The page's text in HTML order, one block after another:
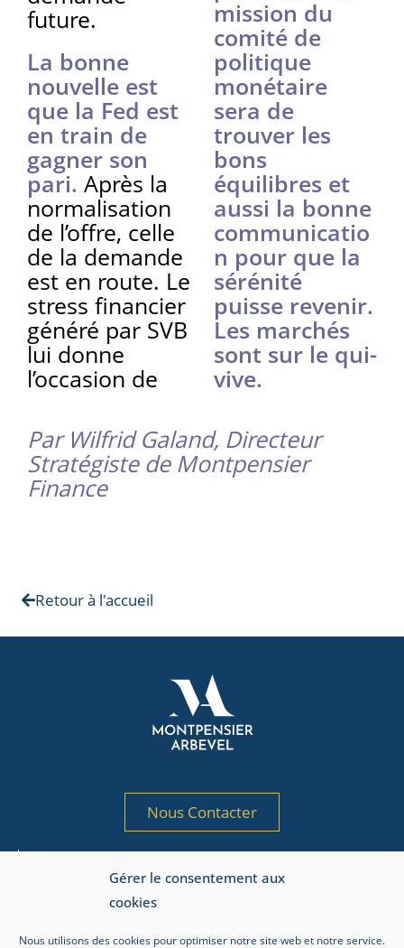
Gérer le consentement aux
cookies
Nous utilisons des cookies pour optimiser notre site web et notre service.
future.
La bonne
nouvelle est
que la Fed est
en train de
gagner son
pari. Après la
normalisation
de l’offre, celle
de la demande
est en route. Le
stress financier
généré par SVB
lui donne
l’occasion de
mission du
comité de
politique
monétaire
sera de
trouver les
bons
équilibres et
aussi la bonne
communicatio
n pour que la
sérénité
puisse revenir.
Les marchés
sont sur le qui-
vive.
Par Wilfrid Galand, Directeur
Stratégiste de Montpensier
Finance
Retour à l'accueil
Nous Contacter
par l’AMF sous le n° GP 97-125
Adresse AMF : 17, place de la Bourse, 75002 Paris.